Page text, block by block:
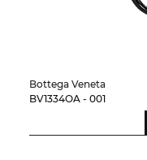
Bottega Veneta
BV1334OA - 001